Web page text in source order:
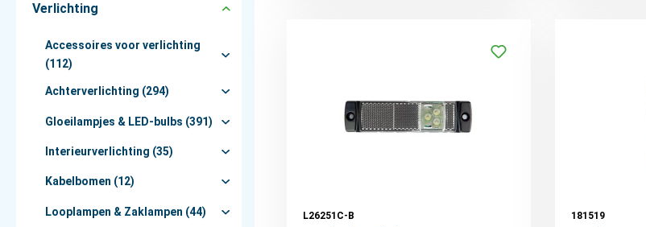
Verlichting
Accessoires voor verlichting
(112)
Achterverlichting (294)
Gloeilampjes & LED-bulbs (391)
Interieurverlichting (35)
Kabelbomen (12)
Looplampen & Zaklampen (44) L26251C-B 181519